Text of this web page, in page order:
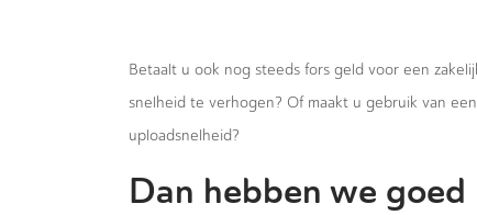
Betaalt u ook nog steeds fors geld voor een
snelheid te verhogen? Of maakt u gebruik van
uploadsnelheid?
Dan hebben we